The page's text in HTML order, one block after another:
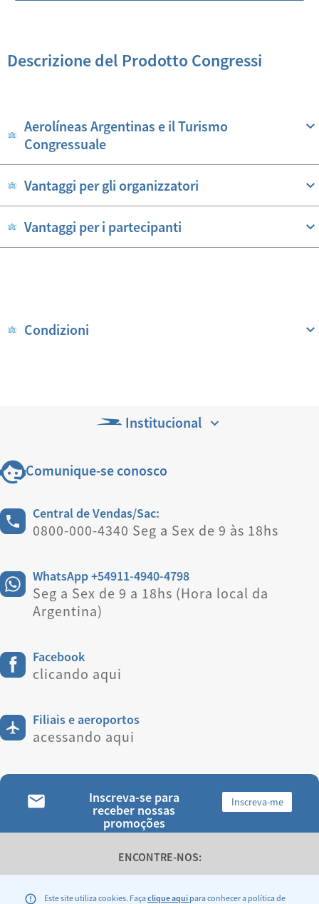
Este site utiliza cookies. Façaclique aqui para conhecer a política de
Descrizione del Prodotto Congressi
Aerolíneas Argentinas e il Turismo
Congressuale
Vantaggi per gli organizzatori
Vantaggi per i partecipanti
Condizioni
Institucional
Comunique-se conosco
Central de Vendas/Sac:
0800-000-4340 Seg a Sex de 9 às 18hs
WhatsApp +54911-4940-4798
Seg a Sex de 9 a 18hs (Hora local da
Argentina)
Facebook
clicando aqui
Filiais e aeroportos
acessando aqui
Inscreva-se para
receber nossas
promoções
Inscreva-me
ENCONTRE-NOS: